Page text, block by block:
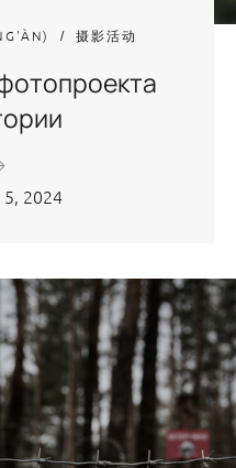
摄影活动
2024